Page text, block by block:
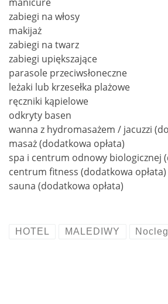
zabiegi na włosy
makijaż
zabiegi na twarz
zabiegi upiększające
parasole przeciwsłoneczne
leżaki lub krzesełka plażowe
ręczniki kąpielowe
odkryty basen
wanna z hydromasażem / jacuzzi
masaż (dodatkowa opłata)
spa i centrum odnowy biologicznej
centrum fitness (dodatkowa opłata)
sauna (dodatkowa opłata)
HOTEL MALEDIWY